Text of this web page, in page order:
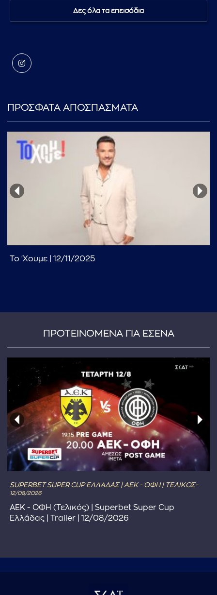
...πληκτρολογήστε κείμενο προς αναζήτηση
Δες όλα τα επεισόδια
ΠΡΟΣΦΑΤΑ ΑΠΟΣΠΑΣΜΑΤΑ
Το 'Χουμε | 12/11/2025
ΠΡΟΤΕΙΝΟΜΕΝΑ ΓΙΑ ΕΣΕΝΑ
SUPERBET SUPER CUP ΕΛΛΑΔΑΣ | ΑΕΚ - ΟΦΗ | ΤΕΛΙΚΟΣ-
12/08/2026
ΑΕΚ - ΟΦΗ (Τελικός) | Superbet Super Cup
Ελλάδας | Trailer | 12/08/2026